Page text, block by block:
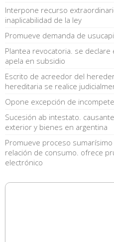
Interpone recurso
inaplicabilidad de la ley
Promueve demanda de
Plantea revocatoria. se
apela en subsidio
Escrito de acreedor del
hereditaria se realice
Opone excepción de
Sucesión ab intestato.
exterior y bienes en argentina
Promueve proceso
relación de consumo. ofrece
electrónico